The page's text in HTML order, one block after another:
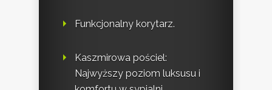
Funkcjonalny korytarz.
Kaszmirowa pościel:
Najwyższy poziom luksusu i